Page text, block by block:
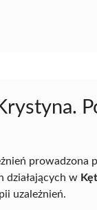
prowadzona
działających w
uzależnień.